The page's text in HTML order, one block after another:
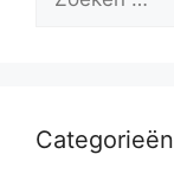
naar:
Categorieën